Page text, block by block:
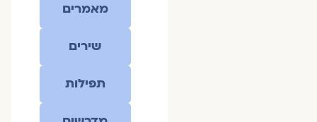
מאמרים
שירים
תפילות